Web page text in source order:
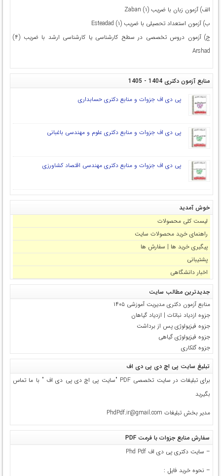
خوش آمدید
لیست کلی محصولات
راهنمای خرید محصولات سایت
پیگیری خرید ها | سفارش ها
پشتیبانی
اخبار دانشگاهی
جدیدترین مطالب سایت
منابع آزمون دکتری مدیریت آموزشی ۱۴۰۵
جزوه ازدیاد نباتات | ازدیاد گیاهان
جزوه فیزیولوژی پس از برداشت
جزوه فیزیولوژی گیاهی
جزوه گلکاری
تبلیغ سایت پی اچ دی پی دی اف
برای تبلیغات در سایت تخصصی PDF "سایت پی اچ دی پی دی اف " با ما تماس
بگیرید
مدیر بخش تبلیغات PhdPdf.ir@gmail.com
سفارش منابع جزوات با فرمت PDF
– سایت دکتری پی دی اف Phd Pdf
– نحوه خرید فایل :
الف) آزمون زبان با ضریب (۱) Zaban
ب) آزمون استعداد تحصیلی با ضریب (۱) Esteadad
ج) آزمون دروس تخصصی در سطح کارشناسی یا کارشناسی ارشد با ضریب (۴)
Arshad
منابع آزمون دکتری 1404 - 1405
پی دی اف جزوات و منابع دکتری حسابداری
پی دی اف جزوات و منابع دکتری علوم و مهندسی باغبانی
پی دی اف جزوات و منابع دکتری مهندسی اقتصاد کشاورزی